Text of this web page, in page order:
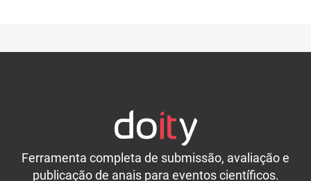
Ferramenta completa de submissão, avaliação e
publicação de anais para eventos científicos.